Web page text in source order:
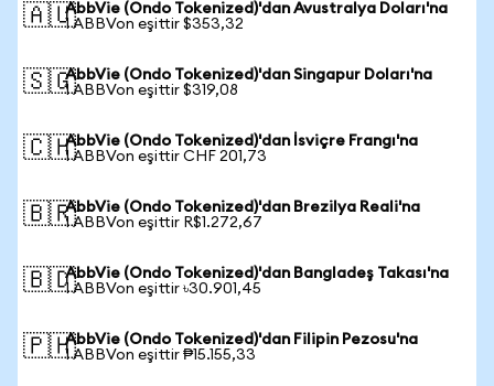
🇦🇺AbbVie (Ondo Tokenized)'dan Avustralya Doları'na
1 ABBVon eşittir $353,32
🇸🇬AbbVie (Ondo Tokenized)'dan Singapur Doları'na
1 ABBVon eşittir $319,08
🇨🇭AbbVie (Ondo Tokenized)'dan İsviçre Frangı'na
1 ABBVon eşittir CHF 201,73
🇧🇷AbbVie (Ondo Tokenized)'dan Brezilya Reali'na
1 ABBVon eşittir R$1.272,67
🇧🇩AbbVie (Ondo Tokenized)'dan Bangladeş Takası'na
1 ABBVon eşittir ৳30.901,45
🇵🇭AbbVie (Ondo Tokenized)'dan Filipin Pezosu'na
1 ABBVon eşittir ₱15.155,33